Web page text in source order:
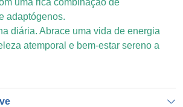
uma rica combinação de
adaptógenos.
diária. Abrace uma vida de energia
atemporal e bem-estar sereno a